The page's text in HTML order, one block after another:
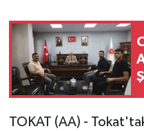
TOKAT (AA) -